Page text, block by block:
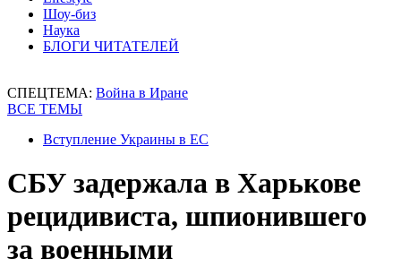
Шоу-биз
Наука
БЛОГИ ЧИТАТЕЛЕЙ
СПЕЦТЕМА: Война в Иране
ВСЕ ТЕМЫ
Вступление Украины в ЕС
СБУ задержала в Харькове
рецидивиста, шпионившего
за военными